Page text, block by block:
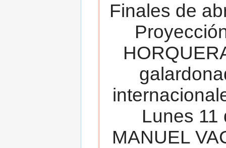
Finales de
Lunes 11
MANUEL